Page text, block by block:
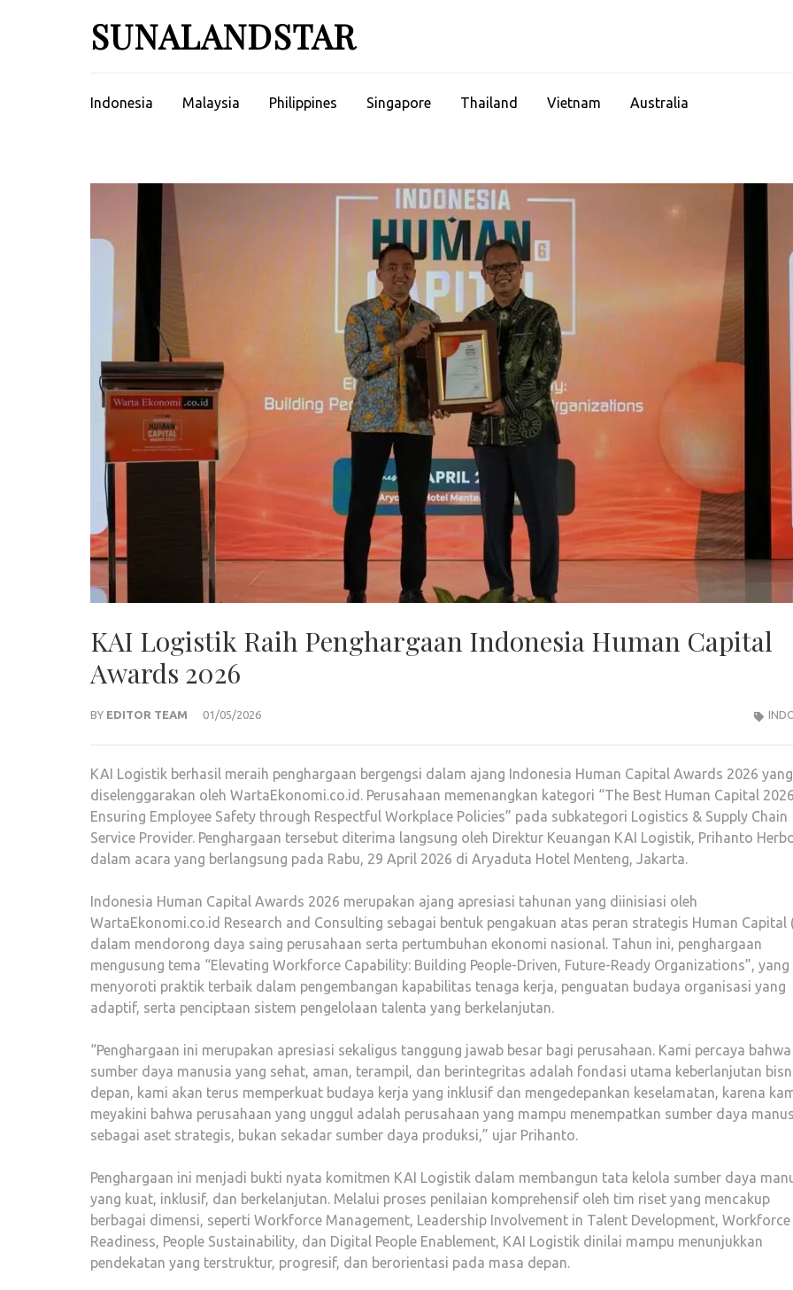
SUNALANDSTAR
Indonesia Malaysia Philippines Singapore Thailand Vietnam Australia
KAI Logistik Raih Penghargaan Indonesia Human Capital
Awards 2026
BY EDITOR TEAM 01/05/2026
KAI Logistik berhasil meraih penghargaan bergengsi dalam ajang Indonesia Human Capital Awards 2026 yang
diselenggarakan oleh WartaEkonomi.co.id. Perusahaan memenangkan kategori “The Best Human Capital
Ensuring Employee Safety through Respectful Workplace Policies” pada subkategori Logistics & Supply Chain
Service Provider. Penghargaan tersebut diterima langsung oleh Direktur Keuangan KAI Logistik, Prihanto
dalam acara yang berlangsung pada Rabu, 29 April 2026 di Aryaduta Hotel Menteng, Jakarta.
Indonesia Human Capital Awards 2026 merupakan ajang apresiasi tahunan yang diinisiasi oleh
WartaEkonomi.co.id Research and Consulting sebagai bentuk pengakuan atas peran strategis Human Capital
dalam mendorong daya saing perusahaan serta pertumbuhan ekonomi nasional. Tahun ini, penghargaan
mengusung tema “Elevating Workforce Capability: Building People-Driven, Future-Ready Organizations”, yang
menyoroti praktik terbaik dalam pengembangan kapabilitas tenaga kerja, penguatan budaya organisasi yang
adaptif, serta penciptaan sistem pengelolaan talenta yang berkelanjutan.
“Penghargaan ini merupakan apresiasi sekaligus tanggung jawab besar bagi perusahaan. Kami percaya bahwa
sumber daya manusia yang sehat, aman, terampil, dan berintegritas adalah fondasi utama keberlanjutan
depan, kami akan terus memperkuat budaya kerja yang inklusif dan mengedepankan keselamatan, karena
meyakini bahwa perusahaan yang unggul adalah perusahaan yang mampu menempatkan sumber daya
sebagai aset strategis, bukan sekadar sumber daya produksi,” ujar Prihanto.
Penghargaan ini menjadi bukti nyata komitmen KAI Logistik dalam membangun tata kelola sumber daya
yang kuat, inklusif, dan berkelanjutan. Melalui proses penilaian komprehensif oleh tim riset yang mencakup
berbagai dimensi, seperti Workforce Management, Leadership Involvement in Talent Development, Workforce
Readiness, People Sustainability, dan Digital People Enablement, KAI Logistik dinilai mampu menunjukkan
pendekatan yang terstruktur, progresif, dan berorientasi pada masa depan.